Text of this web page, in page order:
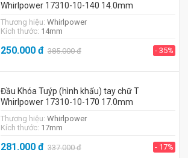
Whirlpower 17310-10-140 14.0mm
Thương hiệu: Whirlpower
Kích thước: 14mm
250.000đ 385.000đ - 35%
Đầu Khóa Tuýp (hình khẩu) tay chữ T
Whirlpower 17310-10-170 17.0mm
Thương hiệu: Whirlpower
Kích thước: 17mm
281.000đ 337.000đ - 17%